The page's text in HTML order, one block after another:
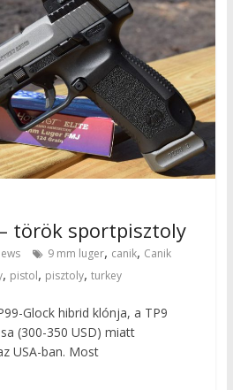
török sportpisztoly
9 mm luger, canik, Canik
, pistol, pisztoly, turkey
Glock hibrid klónja, a TP9
(300-350 USD) miatt
USA-ban. Most